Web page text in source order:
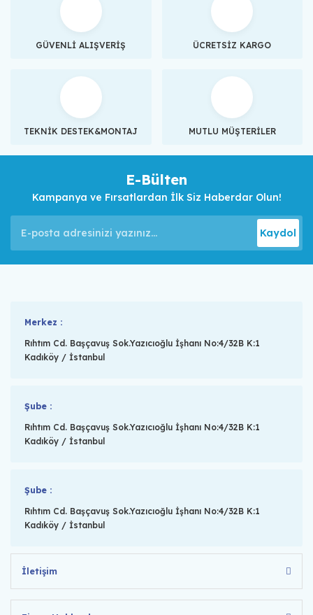
GÜVENLİ ALIŞVERİŞ ÜCRETSİZ KARGO
TEKNİK DESTEK&MONTAJ MUTLU MÜŞTERİLER
E-Bülten
Kampanya ve Fırsatlardan İlk Siz Haberdar Olun!
Kaydol
Merkez :
Rıhtım Cd. Başçavuş Sok.Yazıcıoğlu İşhanı No:4/32B K:1
Kadıköy / İstanbul
Şube :
Rıhtım Cd. Başçavuş Sok.Yazıcıoğlu İşhanı No:4/32B K:1
Kadıköy / İstanbul
Şube :
Rıhtım Cd. Başçavuş Sok.Yazıcıoğlu İşhanı No:4/32B K:1
Kadıköy / İstanbul
İletişim